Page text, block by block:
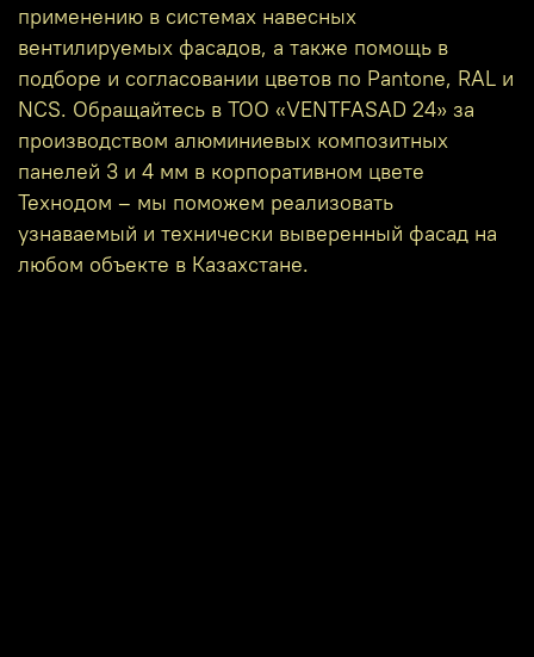
применению в системах навесных
вентилируемых фасадов, а также помощь в
подборе и согласовании цветов по Pantone, RAL и
NCS. Обращайтесь в ТОО «VENTFASAD 24» за
производством алюминиевых композитных
панелей 3 и 4 мм в корпоративном цвете
Технодом – мы поможем реализовать
узнаваемый и технически выверенный фасад на
любом объекте в Казахстане.